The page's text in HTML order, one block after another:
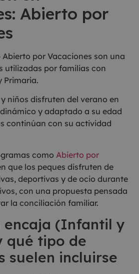
Abierto por
por Vacaciones son una
utilizadas por familias con
Primaria.
niños disfruten del verano en
y adaptado a su edad
continúan con su actividad
como Abierto por
que los peques disfruten de
deportivas y de ocio durante
con una propuesta pensada
la conciliación familiar.
encaja (Infantil y
qué tipo de
suelen incluirse